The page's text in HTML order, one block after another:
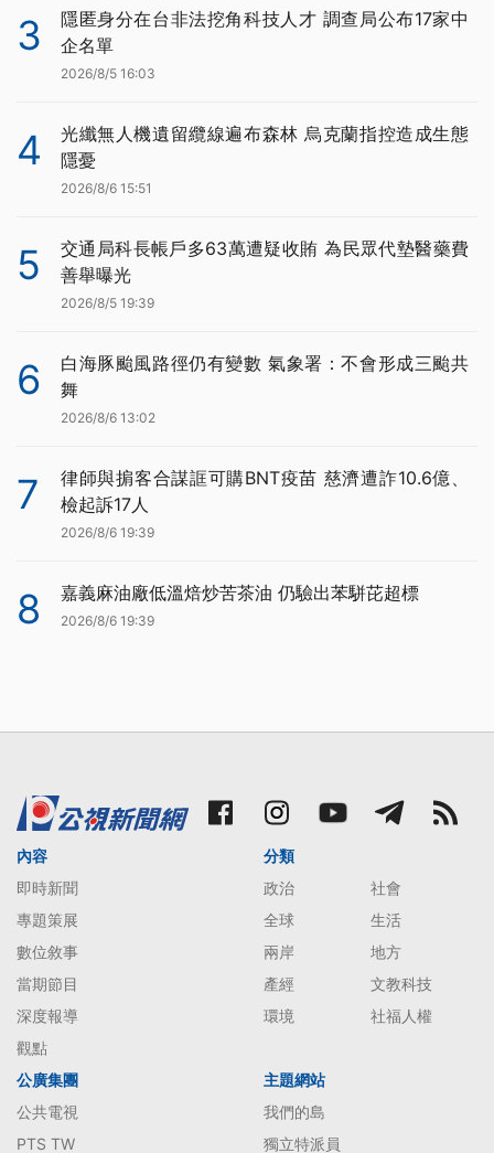
3
隱匿身分在台非法挖角科技人才 調查局公布17家中
企名單
2026/8/5 16:03
4
光纖無人機遺留纜線遍布森林 烏克蘭指控造成生態
隱憂
2026/8/6 15:51
5
交通局科長帳戶多63萬遭疑收賄 為民眾代墊醫藥費
善舉曝光
2026/8/5 19:39
6
白海豚颱風路徑仍有變數 氣象署：不會形成三颱共
舞
2026/8/6 13:02
7
律師與掮客合謀誆可購BNT疫苗 慈濟遭詐10.6億、
檢起訴17人
2026/8/6 19:39
8 嘉義麻油廠低溫焙炒苦茶油 仍驗出苯駢芘超標
2026/8/6 19:39
內容
即時新聞
專題策展
數位敘事
當期節目
深度報導
觀點
分類
政治
社會
全球
生活
兩岸
地方
產經
文教科技
環境
社福人權
公廣集團
公共電視
PTS TW
主題網站
我們的島
獨立特派員